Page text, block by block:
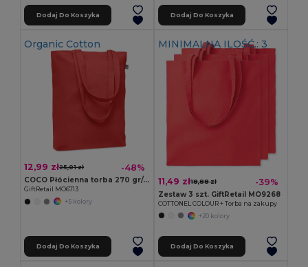
Dodaj Do Koszyka Dodaj Do Koszyka
Organic Cotton
12,99 zł25,01 zł -48%
COCO Płócienna torba 270 gr/m²
GiftRetail MO6713
+5 kolory
Dodaj Do Koszyka
MINIMALNA ILOŚĆ.: 3
11,49 zł18,88 zł -39%
Zestaw 3 szt. GiftRetail MO9268
COTTONEL COLOUR + Torba na zakupy
+20 kolory
Dodaj Do Koszyka